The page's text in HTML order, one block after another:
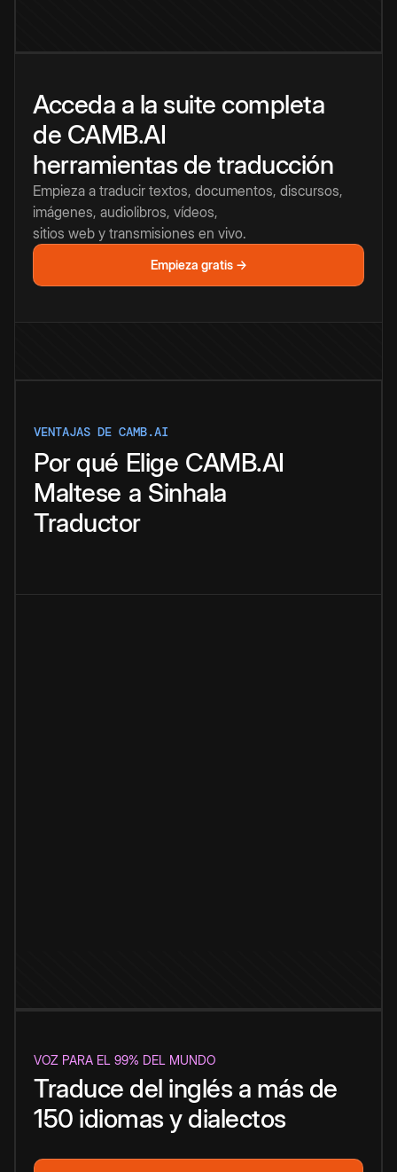
Acceda a la suite completa
de CAMB.AI
herramientas de traducción
Empieza a traducir textos, documentos, discursos,
imágenes, audiolibros, vídeos,
sitios web y transmisiones en vivo.
Empieza gratis →
VENTAJAS DE CAMB.AI
Por qué Elige CAMB.AI
Maltese a Sinhala
Traductor
VOZ PARA EL 99% DEL MUNDO
Traduce del inglés a más de
150 idiomas y dialectos